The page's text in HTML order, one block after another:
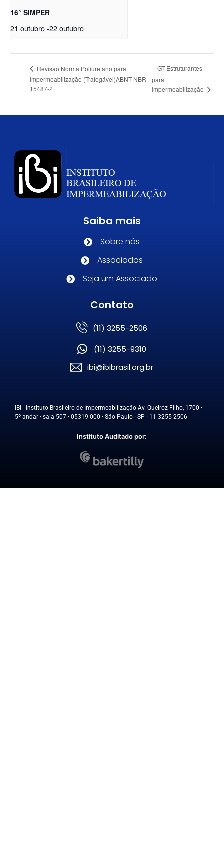
16° SIMPER
21 outubro-22 outubro
Revisão Norma Poliuretano para
Impermeabilização (Trafegável)ABNT NBR
15487-2
GT Estruturantes
para
Impermeabilização
Saiba mais
Sobre nós
Associados
Seja um Associado
Contato
(11) 3255-2506
(11) 3255-9310
ibi@ibibrasil.org.br
IBI - Instituto Brasileiro de Impermeabilização Av. Queiróz Filho, 1700 ·
5º andar · sala 507 · 05319-000 · São Paulo · SP · 11 3255-2506
Instituto Auditado por: